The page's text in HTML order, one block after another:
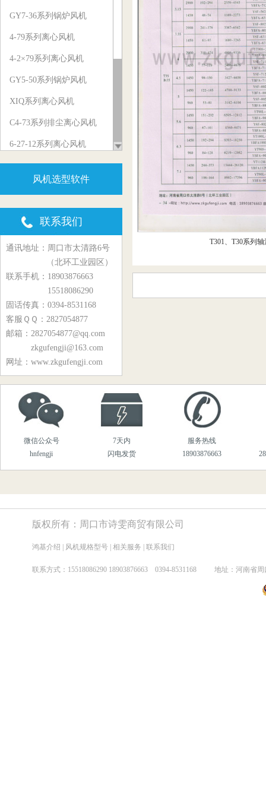
GY7-36系列锅炉风机
4-79系列离心风机
4-2×79系列离心风机
GY5-50系列锅炉风机
XIQ系列离心风机
C4-73系列排尘离心风机
6-27-12系列离心风机
5-29系列物料输送风机
Y5-47、Y5-48系列锅炉风机
GY6-41系列锅炉风机
G6-45、G6-48系列锅炉风机
C6-48系列排尘离心风机
Y10-21、Y10-24型锅炉风机
Y8-39、Y9-38系列锅炉风机
9-19、9-26系列离心风机
M7-29、M9-26系列煤粉风机
YG6-11.5C系列锅炉风机
MQS5-54系列物料输送风机
T301、T30系列轴流风机
T35、BT35系列轴流风机
DZ风机系列
高温风机系列
煤气增压系列风机
038劳研喷雾风机系列
风机选型软件
联系我们
通讯地址：周口市太清路6号
（北环工业园区）
联系手机：18903876663
15518086290
固话传真：0394-8531168
客服ＱＱ：2827054877
邮箱：2827054877@qq.com
zkgufengji@163.com
网址：www.zkgufengji.com
T301、T30系列
微信公众号
hnfengji
7天内
闪电发货
服务热线
18903876663
版权所有：周口市诗雯商贸有限公司
鸿基介绍 风机规格型号 相关服务 联系我们
联系方式： 15518086290 18903876663 0394-8531168 地